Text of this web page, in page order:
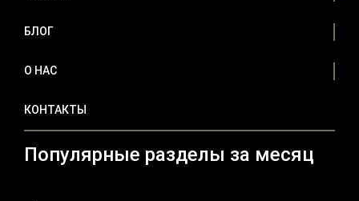
БЛОГ
О НАС
КОНТАКТЫ
Популярные разделы за месяц